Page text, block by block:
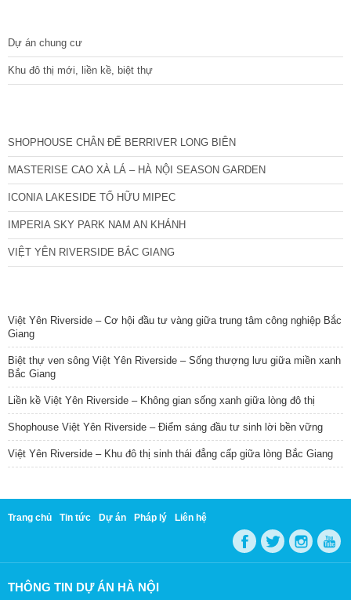
Dự án chung cư
Khu đô thị mới, liền kề, biệt thự
SHOPHOUSE CHÂN ĐẾ BERRIVER LONG BIÊN
MASTERISE CAO XÀ LÁ – HÀ NỘI SEASON GARDEN
ICONIA LAKESIDE TỐ HỮU MIPEC
IMPERIA SKY PARK NAM AN KHÁNH
VIỆT YÊN RIVERSIDE BẮC GIANG
Việt Yên Riverside – Cơ hội đầu tư vàng giữa trung tâm công nghiệp Bắc
Giang
Biệt thự ven sông Việt Yên Riverside – Sống thượng lưu giữa miền xanh
Bắc Giang
Liền kề Việt Yên Riverside – Không gian sống xanh giữa lòng đô thị
Shophouse Việt Yên Riverside – Điểm sáng đầu tư sinh lời bền vững
Việt Yên Riverside – Khu đô thị sinh thái đẳng cấp giữa lòng Bắc Giang
Trang chủ Tin tức Dự án Pháp lý Liên hệ
THÔNG TIN DỰ ÁN HÀ NỘI